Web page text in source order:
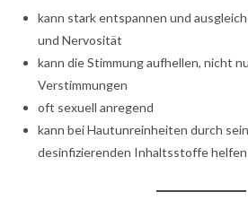
kann stark entspannen und
und Nervosität
kann die Stimmung aufhellen, nicht
Verstimmungen
oft sexuell anregend
kann bei Hautunreinheiten durch
desinfizierenden Inhaltsstoffe helfen